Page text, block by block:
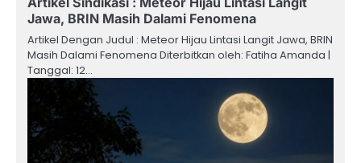
Jawa, BRIN Masih Dalami Fenomena
Artikel Dengan Judul : Meteor Hijau Lintasi Langit Jawa, BRIN
Masih Dalami Fenomena Diterbitkan oleh: Fatiha Amanda |
Tanggal: 12…